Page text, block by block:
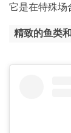
它是在特殊场
精致的鱼类